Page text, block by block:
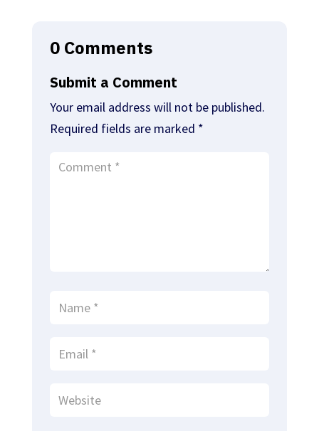
0 Comments
Submit a Comment
Your email address will not be published.
Required fields are marked *